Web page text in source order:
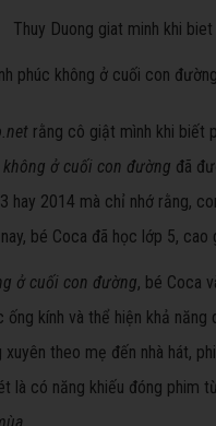
phúc không ở cuối con
rằng cô giật mình khi biết
không ở cuối con đường đã
hay 2014 mà chỉ nhớ rằng,
bé Coca đã học lớp 5, cao
ở cuối con đường, bé Coca
kính và thể hiện khả
theo mẹ đến nhà hát,
là có năng khiếu đóng phim